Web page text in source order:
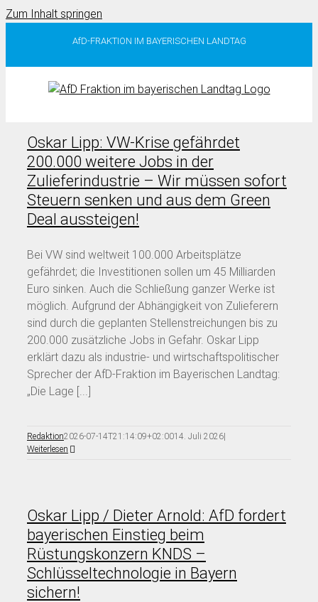
Zum Inhalt springen
AfD-FRAKTION IM BAYERISCHEN LANDTAG
Oskar Lipp: VW-Krise gefährdet
200.000 weitere Jobs in der
Zulieferindustrie – Wir müssen sofort
Steuern senken und aus dem Green
Deal aussteigen!
Bei VW sind weltweit 100.000 Arbeitsplätze
gefährdet; die Investitionen sollen um 45 Milliarden
Euro sinken. Auch die Schließung ganzer Werke ist
möglich. Aufgrund der Abhängigkeit von Zulieferern
sind durch die geplanten Stellenstreichungen bis zu
200.000 zusätzliche Jobs in Gefahr. Oskar Lipp
erklärt dazu als industrie- und wirtschaftspolitischer
Sprecher der AfD-Fraktion im Bayerischen Landtag:
„Die Lage [...]
Redaktion2026-07-14T21:14:09+02:0014. Juli 2026|
Weiterlesen
Oskar Lipp / Dieter Arnold: AfD fordert
bayerischen Einstieg beim
Rüstungskonzern KNDS –
Schlüsseltechnologie in Bayern
sichern!